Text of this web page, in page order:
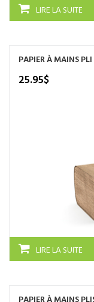
LIRE LA SUITE
PAPIER À MAINS
25.95$
LIRE LA SUITE